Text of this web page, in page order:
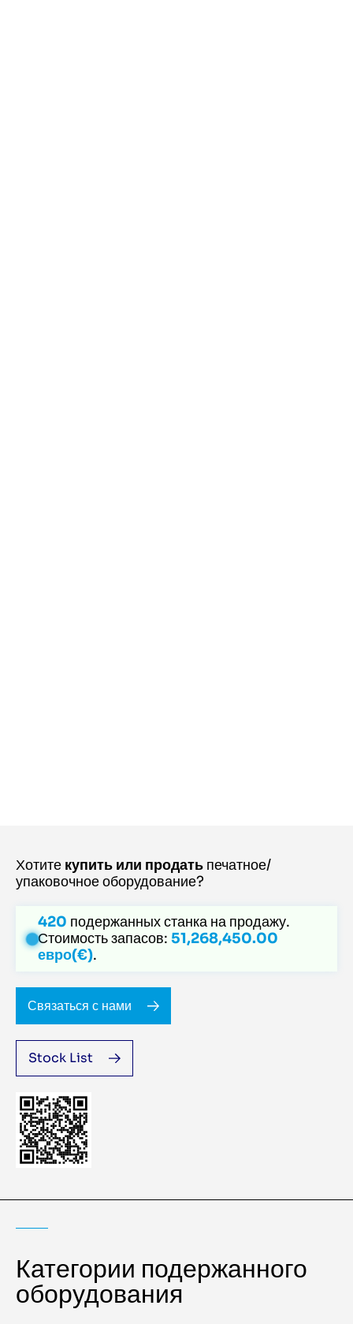
Хотите купить или продать печатное/
упаковочное оборудование?
420 подержанных станка на продажу.
Стоимость запасов: 51,268,450.00
евро(€).
Stock List
Связаться с нами
Категории подержанного
оборудования